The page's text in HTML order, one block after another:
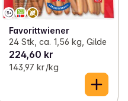
Favorittwiener
24 Stk, ca. 1,56 kg, Gilde
224,60 kr
143,97 kr /kg